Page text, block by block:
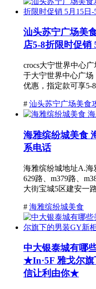
汕头苏宁广场美
店5-8折限时促销
crocs大宁世界中心
于大宁世界中心广场
优惠，指定款可享5-
# 汕头苏宁广场美食
海雅缤纷城美食
系电话
海雅缤纷城地址A.海
629路、m379路、
大街宝城5区建安一
# 海雅缤纷城美食
中大银泰城有哪
★In·5F 雅戈尔
信让利由你★